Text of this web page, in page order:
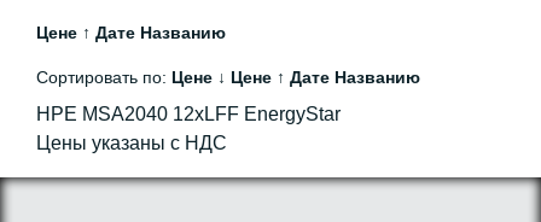
Цене ↑ Дате Названию
Сортировать по: Цене ↓ Цене ↑ Дате Названию
HPE MSA2040 12xLFF EnergyStar
Цены указаны с НДС